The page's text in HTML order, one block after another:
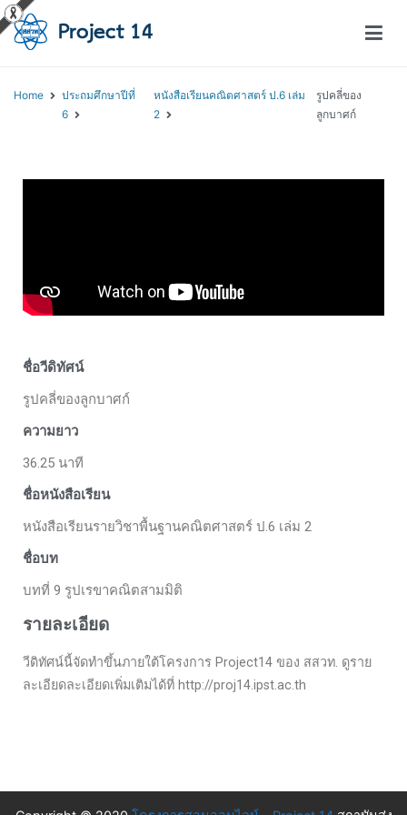
Home
ประถมศึกษาปีที่
6
หนังสือเรียนคณิตศาสตร์ ป.6 เล่ม
2
รูปคลี่ของ
ลูกบาศก์
ชื่อวีดิทัศน์
รูปคลี่ของลูกบาศก์
ความยาว
36.25 นาที
ชื่อหนังสือเรียน
หนังสือเรียนรายวิชาพื้นฐานคณิตศาสตร์ ป.6 เล่ม 2
ชื่อบท
บทที่ 9 รูปเรขาคณิตสามมิติ
รายละเอียด
วีดิทัศน์นี้จัดทำขึ้นภายใต้โครงการ Project14 ของ สสวท. ดูราย
ละเอียดละเอียดเพิ่มเติมได้ที่ http://proj14.ipst.ac.th